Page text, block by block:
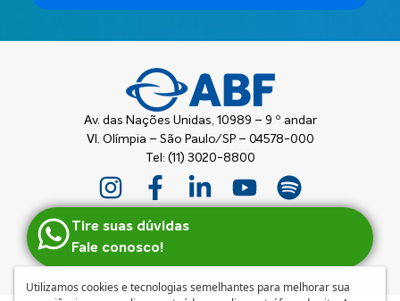
Av. das Nações Unidas, 10989 – 9 º andar
Vl. Olímpia – São Paulo/SP – 04578-000
Tel: (11) 3020-8800
Tire suas dúvidas
Fale conosco!
Utilizamos cookies e tecnologias semelhantes para melhorar sua